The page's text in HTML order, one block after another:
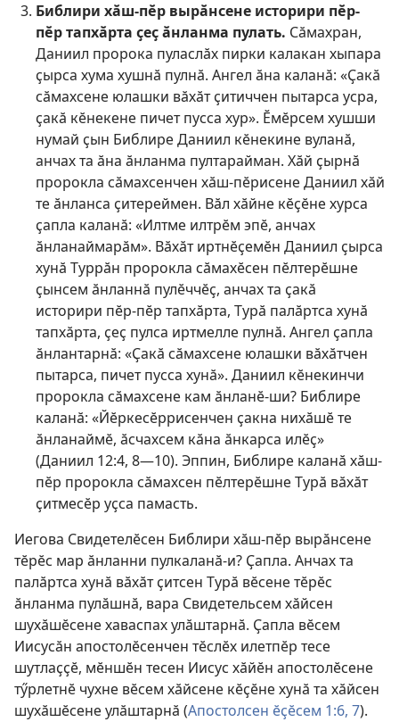
Библири хӑш-пӗр вырӑнсене историри пӗр-
пӗр тапхӑрта ҫеҫ ӑнланма пулать. Сӑмахран,
Даниил пророка пуласлӑх пирки калакан хыпара
ҫырса хума хушнӑ пулнӑ. Ангел ӑна каланӑ: «Ҫакӑ
сӑмахсене юлашки вӑхӑт ҫитиччен пытарса усра,
ҫакӑ кӗнекене пичет пусса хур». Ӗмӗрсем хушши
нумай ҫын Библире Даниил кӗнекине вуланӑ,
анчах та ӑна ӑнланма пултарайман. Хӑй ҫырнӑ
пророкла сӑмахсенчен хӑш-пӗрисене Даниил хӑй
те ӑнланса ҫитереймен. Вӑл хӑйне кӗҫӗне хурса
ҫапла каланӑ: «Илтме илтрӗм эпӗ, анчах
ӑнланаймарӑм». Вӑхӑт иртнӗҫемӗн Даниил ҫырса
хунӑ Туррӑн пророкла сӑмахӗсен пӗлтерӗшне
ҫынсем ӑнланнӑ пулӗччӗҫ, анчах та ҫакӑ
историри пӗр-пӗр тапхӑрта, Турӑ палӑртса хунӑ
тапхӑрта, ҫеҫ пулса иртмелле пулнӑ. Ангел ҫапла
ӑнлантарнӑ: «Ҫакӑ сӑмахсене юлашки вӑхӑтчен
пытарса, пичет пусса хунӑ». Даниил кӗнекинчи
пророкла сӑмахсене кам ӑнланӗ-ши? Библире
каланӑ: «Йӗркесӗррисенчен ҫакна нихӑшӗ те
ӑнланаймӗ, ӑсчахсем кӑна ӑнкарса илӗҫ»
(Даниил 12:4, 8—10). Эппин, Библире каланӑ хӑш-
пӗр пророкла сӑмахсен пӗлтерӗшне Турӑ вӑхӑт
ҫитмесӗр уҫса памасть.
Иегова Свидетелӗсен Библири хӑш-пӗр вырӑнсене
тӗрӗс мар ӑнланни пулкаланӑ-и? Ҫапла. Анчах та
палӑртса хунӑ вӑхӑт ҫитсен Турӑ вӗсене тӗрӗс
ӑнланма пулӑшнӑ, вара Свидетельсем хӑйсен
шухӑшӗсене хаваспах улӑштарнӑ. Ҫапла вӗсем
Иисусӑн апостолӗсенчен тӗслӗх илетпӗр тесе
шутлаҫҫӗ, мӗншӗн тесен Иисус хӑйӗн апостолӗсене
тӳрлетнӗ чухне вӗсем хӑйсене кӗҫӗне хунӑ та хӑйсен
шухӑшӗсене улӑштарнӑ (Апостолсен ӗҫӗсем 1:6, 7).